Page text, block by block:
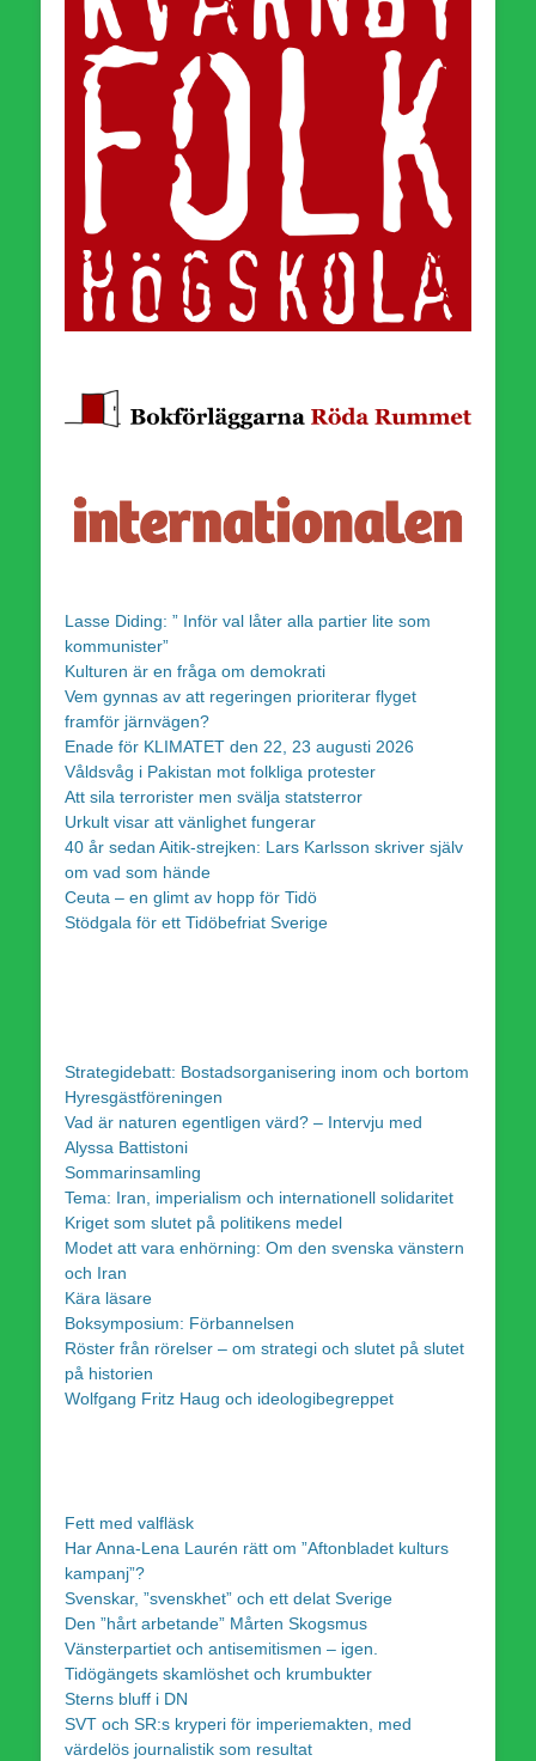
Lasse Diding: ” Inför val låter alla partier lite som
kommunister”
Kulturen är en fråga om demokrati
Vem gynnas av att regeringen prioriterar flyget
framför järnvägen?
Enade för KLIMATET den 22, 23 augusti 2026
Våldsvåg i Pakistan mot folkliga protester
Att sila terrorister men svälja statsterror
Urkult visar att vänlighet fungerar
40 år sedan Aitik-strejken: Lars Karlsson skriver själv
om vad som hände
Ceuta – en glimt av hopp för Tidö
Stödgala för ett Tidöbefriat Sverige
Strategidebatt: Bostadsorganisering inom och bortom
Hyresgästföreningen
Vad är naturen egentligen värd? – Intervju med
Alyssa Battistoni
Sommarinsamling
Tema: Iran, imperialism och internationell solidaritet
Kriget som slutet på politikens medel
Modet att vara enhörning: Om den svenska vänstern
och Iran
Kära läsare
Boksymposium: Förbannelsen
Röster från rörelser – om strategi och slutet på slutet
på historien
Wolfgang Fritz Haug och ideologibegreppet
Fett med valfläsk
Har Anna-Lena Laurén rätt om ”Aftonbladet kulturs
kampanj”?
Svenskar, ”svenskhet” och ett delat Sverige
Den ”hårt arbetande” Mårten Skogsmus
Vänsterpartiet och antisemitismen – igen.
Tidögängets skamlöshet och krumbukter
Sterns bluff i DN
SVT och SR:s kryperi för imperiemakten, med
värdelös journalistik som resultat